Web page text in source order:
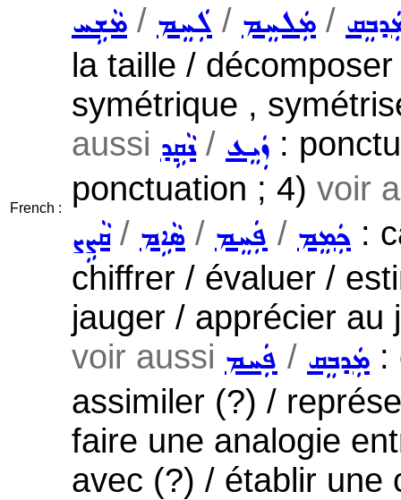
French :
ܡܵܫܹܚ / ܠܲܚܸܡ / ܡܲܠܚܸܡ /
la taille /
symétrique ,
aussi ܢܵܩܹܕ/ ܙܲܝܸܥ :
ponctuation ; 4) voir
ܩܵܨܹܨ/ ܣܵܐܹܡ / ܦܲܚܸܡ / ܟܲܡܸܡ :
chiffrer / évaluer /
jauger / apprécier
voir aussi ܦܲܚܡ / ܡܲܕܒܸܩ :
assimiler (?) /
faire une analogie
avec (?) / établir une